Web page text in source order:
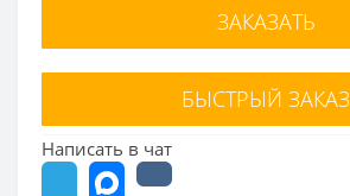
ЗАКАЗАТЬ
БЫСТРЫЙ ЗАКАЗ
Написать в чат